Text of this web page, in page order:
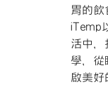
胃的飲
iTemp
活中，
學，從
啟美好